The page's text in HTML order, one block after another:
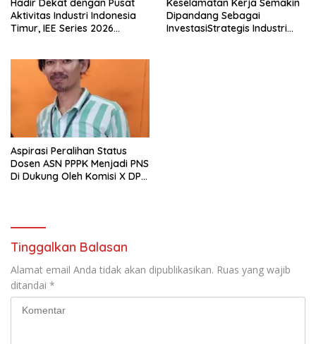
Hadir Dekat dengan Pusat
Aktivitas Industri Indonesia
Timur, IEE Series 2026
Keselamatan Kerja Semakin
Dipandang Sebagai
InvestasiStrategis Industri
Aspirasi Peralihan Status
Dosen ASN PPPK Menjadi PNS
Di Dukung Oleh Komisi X DPR
Tinggalkan Balasan
Alamat email Anda tidak akan dipublikasikan. Ruas yang wajib
ditandai *